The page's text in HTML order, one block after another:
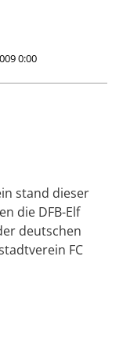
0:00
stand dieser
die DFB-Elf
deutschen
FC